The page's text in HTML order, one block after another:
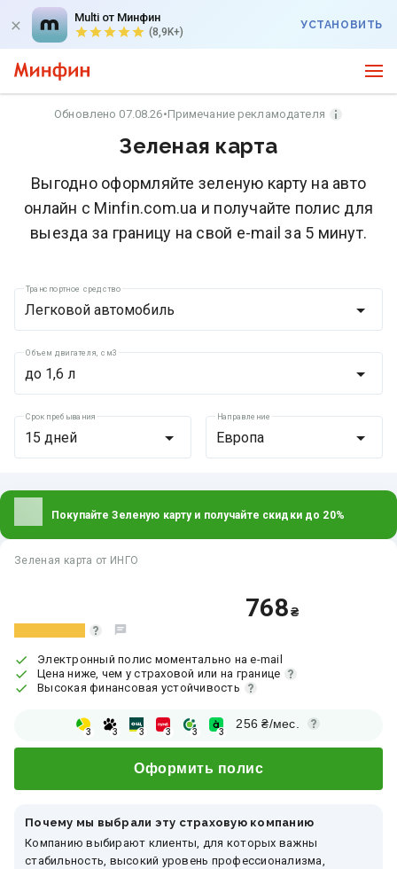
Multi от Минфин
(8,9K+)
УСТАНОВИТЬ
Обновлено 07.08.26•Примечание рекламодателя
Зеленая карта
Выгодно оформляйте зеленую карту на авто
онлайн с Minfin.com.ua и получайте полис для
выезда за границу на свой e-mail за 5 минут.
Легковой автомобиль
Транспортное средство
до 1,6 л
Объем двигателя, см3
15 дней
Срок пребывания
Европа
Направление
Покупайте Зеленую карту и получайте скидки до 20%
Зеленая карта от ИНГО
Электронный полис моментально на e-mail
Цена ниже, чем у страховой или на границе
Высокая финансовая устойчивость
768₴
Оформить полис
3 3 3 3 3 3
256 ₴/мес.
Почему мы выбрали эту страховую компанию
Компанию выбирают клиенты, для которых важны
стабильность, высокий уровень профессионализма,